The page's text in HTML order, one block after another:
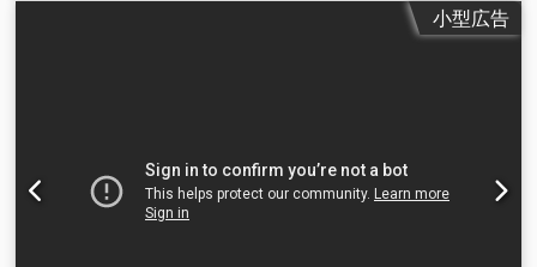
1999 , 装備:
小型広告